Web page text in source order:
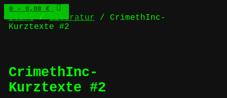
0 - 0,00 €
Start/Literatur / CrimethInc-
Kurztexte #2
CrimethInc-
Kurztexte #2